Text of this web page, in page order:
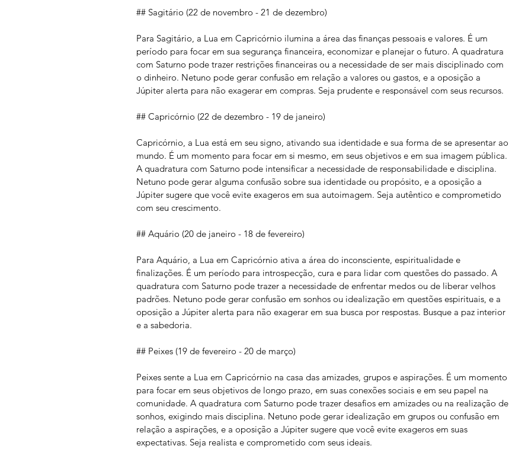
## Sagitário (22 de novembro - 21 de dezembro)
Para Sagitário, a Lua em Capricórnio ilumina a área das finanças pessoais e valores. É um
período para focar em sua segurança financeira, economizar e planejar o futuro. A quadratura
com Saturno pode trazer restrições financeiras ou a necessidade de ser mais disciplinado com
o dinheiro. Netuno pode gerar confusão em relação a valores ou gastos, e a oposição a
Júpiter alerta para não exagerar em compras. Seja prudente e responsável com seus recursos.
## Capricórnio (22 de dezembro - 19 de janeiro)
Capricórnio, a Lua está em seu signo, ativando sua identidade e sua forma de se apresentar ao
mundo. É um momento para focar em si mesmo, em seus objetivos e em sua imagem pública.
A quadratura com Saturno pode intensificar a necessidade de responsabilidade e disciplina.
Netuno pode gerar alguma confusão sobre sua identidade ou propósito, e a oposição a
Júpiter sugere que você evite exageros em sua autoimagem. Seja autêntico e comprometido
com seu crescimento.
## Aquário (20 de janeiro - 18 de fevereiro)
Para Aquário, a Lua em Capricórnio ativa a área do inconsciente, espiritualidade e
finalizações. É um período para introspecção, cura e para lidar com questões do passado. A
quadratura com Saturno pode trazer a necessidade de enfrentar medos ou de liberar velhos
padrões. Netuno pode gerar confusão em sonhos ou idealização em questões espirituais, e a
oposição a Júpiter alerta para não exagerar em sua busca por respostas. Busque a paz interior
e a sabedoria.
## Peixes (19 de fevereiro - 20 de março)
Peixes sente a Lua em Capricórnio na casa das amizades, grupos e aspirações. É um momento
para focar em seus objetivos de longo prazo, em suas conexões sociais e em seu papel na
comunidade. A quadratura com Saturno pode trazer desafios em amizades ou na realização de
sonhos, exigindo mais disciplina. Netuno pode gerar idealização em grupos ou confusão em
relação a aspirações, e a oposição a Júpiter sugere que você evite exageros em suas
expectativas. Seja realista e comprometido com seus ideais.